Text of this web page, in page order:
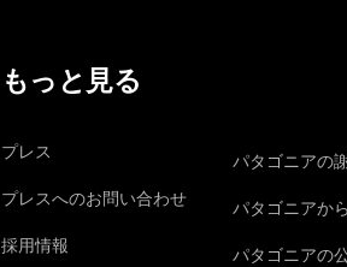
もっと見る
プレス
プレスへのお問い合わせ
採用情報
パタゴニアの
パタゴニアか
パタゴニアの